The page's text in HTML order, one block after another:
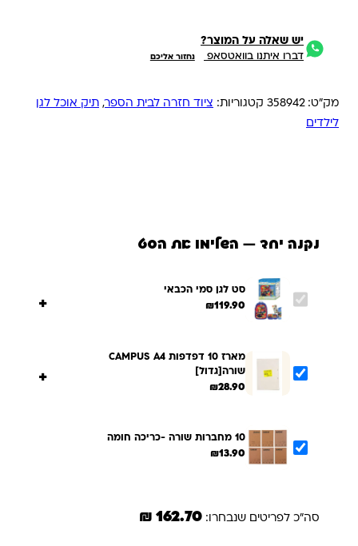
יש שאלה על המוצר?
דברו איתנו בוואטסאפ נחזור אליכם
מק"ט:358942 קטגוריות: ציוד חזרה לבית הספר, תיק אוכל לגן
לילדים
נקנה יחד — השלימו את הסט
סט לגן סמי הכבאי
₪119.90
+
מארז 10 דפדפות CAMPUS A4
שורה[גדול]
₪28.90
+
10 מחברות שורה -כריכה חומה
₪13.90
סה"כ לפריטים שנבחרו: 162.70 ₪